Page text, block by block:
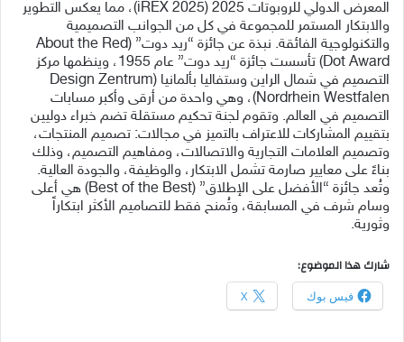
المعرض الدولي للروبوتات 2025 (iREX 2025)، مما يعكس التطوير
والابتكار المستمر للمجموعة في كل من الجوانب التصميمية
والتكنولوجية الفائقة. نبذة عن جائزة “ريد دوت” (About the Red
Dot Award) تأسست جائزة “ريد دوت” عام 1955، وينظمها مركز
التصميم في شمال الراين وستفاليا بألمانيا (Design Zentrum
Nordrhein Westfalen)، وهي واحدة من أرقى وأكبر مسابات
التصميم في العالم. وتقوم لجنة تحكيم مستقلة تضم خبراء دوليين
بتقييم المشاركات للاعتراف بالتميز في مجالات: تصميم المنتجات،
وتصميم العلامات التجارية والاتصالات، ومفاهيم التصميم، وذلك
بناءً على معايير صارمة تشمل الابتكار، والوظيفة، والجودة العالية.
وتُعد جائزة “الأفضل على الإطلاق” (Best of the Best) هي أعلى
وسام شرف في المسابقة، وتُمنح فقط للتصاميم الأكثر ابتكاراً
وثورية.
شارك هذا الموضوع:
فيس بوك X